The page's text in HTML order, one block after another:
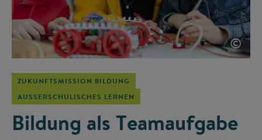
©
ZUKUNFTSMISSION BILDUNG
AUSSERSCHULISCHES LERNEN
Bildung als Teamaufgabe